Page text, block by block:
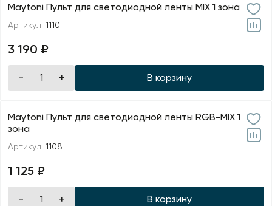
Maytoni Пульт для светодиодной ленты MIX 1 зона
Артикул: 1110
3 190 ₽
В корзину
Maytoni Пульт для светодиодной ленты RGB-MIX 1
зона
Артикул: 1108
1 125 ₽
В корзину